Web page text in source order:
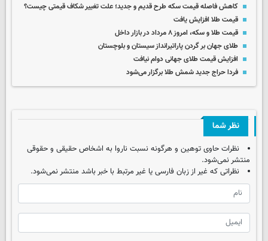
کاهش فاصله قیمت سکه طرح قدیم و جدید؛ علت تغییر شکاف قیمتی چیست؟
قیمت طلا افزایش یافت
قیمت طلا و سکه، امروز ۸ مرداد در بازار داخل
طلای جهان بر گردن پاراتیرانداز سیستان و بلوچستان
افزایش قیمت طلای جهانی دوام نیافت
فردا حراج جدید شمش طلا برگزار می‌شود
نظر شما
نظرات حاوی توهین و هرگونه نسبت ناروا به اشخاص حقیقی و حقوقی
منتشر نمی‌شود.
نظراتی که غیر از زبان فارسی یا غیر مرتبط با خبر باشد منتشر نمی‌شود.